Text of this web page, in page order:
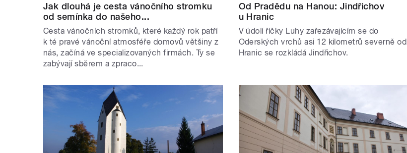
Jak dlouhá je cesta vánočního stromku
od semínka do našeho...
Cesta vánočních stromků, které každý rok patří
k té pravé vánoční atmosféře domovů většiny z
nás, začíná ve specializovaných firmách. Ty se
zabývají sběrem a zpraco...
Od Pradědu na Hanou: Jindřichov
u Hranic
V údolí říčky Luhy zařezávajícím se do
Oderských vrchů asi 12 kilometrů severně od
Hranic se rozkládá Jindřichov.